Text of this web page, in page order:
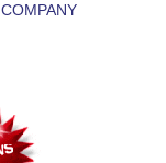
COMPANY